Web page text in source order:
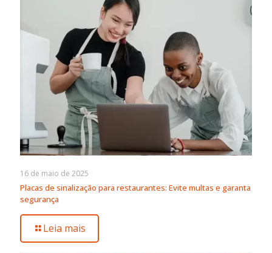
16 de maio de 2025
Placas de sinalização para restaurantes: Evite multas e garanta
segurança
Leia mais